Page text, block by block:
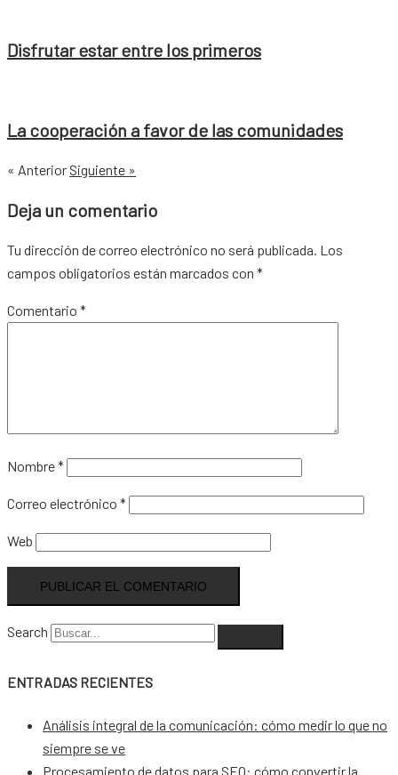
Disfrutar estar entre los primeros
La cooperación a favor de las comunidades
« Anterior Siguiente »
Deja un comentario
Tu dirección de correo electrónico no será publicada. Los
campos obligatorios están marcados con *
Comentario *
Nombre*
Correo electrónico *
Web
Search
ENTRADAS RECIENTES
Análisis integral de la comunicación: cómo medir lo que no
siempre se ve
Procesamiento de datos para SEO: cómo convertir la